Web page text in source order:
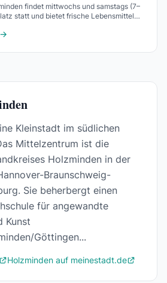
findet mittwochs und samstags (7–
statt und bietet frische Lebensmittel
→
Kleinstadt im südlichen
Mittelzentrum ist die
Holzminden in der
Braunschweig-
Sie beherbergt einen
für angewandte
Kunst
Göttingen...
Holzminden auf meinestadt.de